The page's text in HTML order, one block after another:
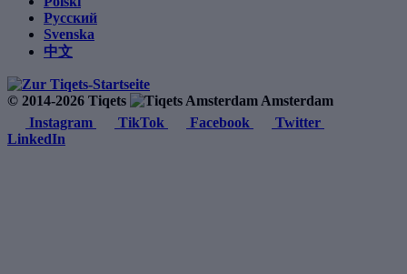
Русский
Svenska
中文
© 2014-2026 Tiqets
Amsterdam
Instagram
TikTok Facebook
Twitter
LinkedIn